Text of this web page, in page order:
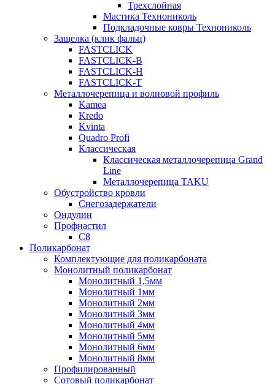
Трехслойная
Мастика Технониколь
Подкладочные ковры Технониколь
Защелка (клик фальц)
FASTCLICK
FASTCLICK-B
FASTCLICK-H
FASTCLICK-T
Металлочерепица и волновой профиль
Kamea
Kredo
Kvinta
Quadro Profi
Классическая
Классическая металлочерепица Grand
Line
Металлочерепица TAKU
Обустройство кровли
Снегозадержатели
Ондулин
Профнастил
С8
Поликарбонат
Комплектующие для поликарбоната
Монолитный поликарбонат
Монолитный 1,5мм
Монолитный 1мм
Монолитный 2мм
Монолитный 3мм
Монолитный 4мм
Монолитный 5мм
Монолитный 6мм
Монолитный 8мм
Профилированный
Сотовый поликарбонат